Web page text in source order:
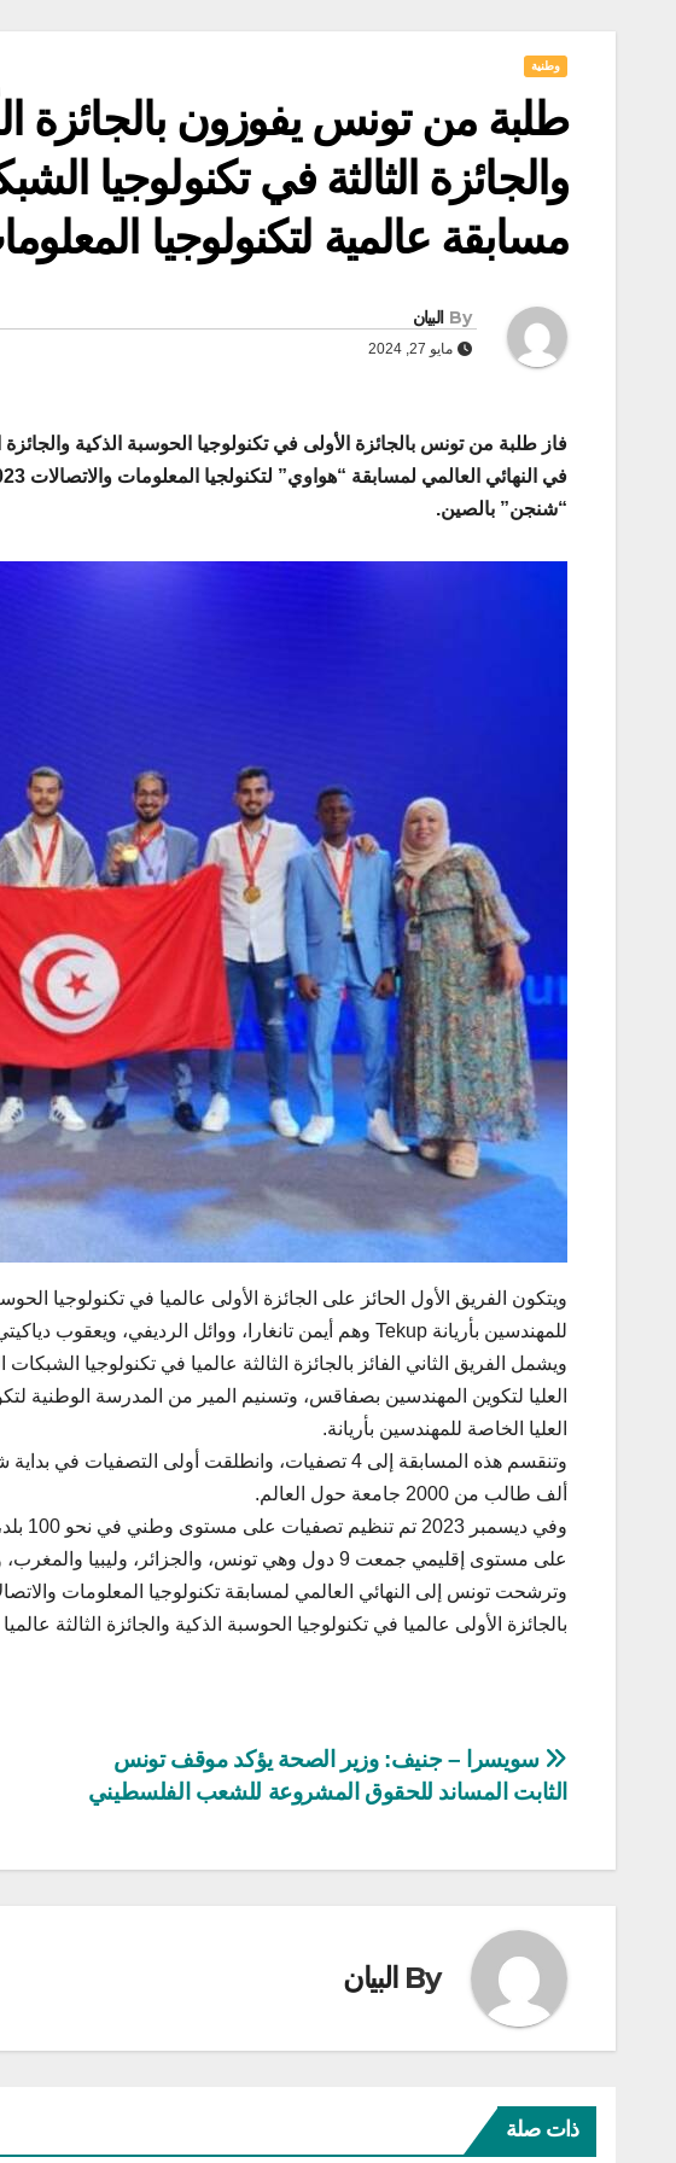
وطنية
طلبة من تونس يفوزون بالجائزة
والجائزة الثالثة في تكنولوجيا
مسابقة عالمية لتكنولوجيا
By البيان
مايو 27, 2024
فاز طلبة من تونس بالجائزة الأولى في تكنولوجيا الحوسبة الذكية
“شنجن” بالصين.
ويتكون الفريق الأول الحائز على الجائزة الأولى عالميا في تكنولوجيا
للمهندسين بأريانة Tekup وهم أيمن تانغارا، ووائل الرديفي، ويعقوب دياكيتي، وفق ما أكده ل(وات) خالد الجربي رئيس المدرسة.
ويشمل الفريق الثاني الفائز بالجائزة الثالثة عالميا في تكنولوجيا
العليا لتكوين المهندسين بصفاقس، وتسنيم المير من المدرسة الوطنية
العليا الخاصة للمهندسين بأريانة.
ألف طالب من 2000 جامعة حول العالم.
على مستوى إقليمي جمعت 9 دول وهي تونس، والجزائر، وليبيا والمغرب، وإثيوبيا والسنيغال، ومصر، والكاميرون ومالي.
بالجائزة الأولى عالميا في تكنولوجيا الحوسبة الذكية والجائزة الثالثة
تصفّح
المقالات
سويسرا – جنيف: وزير الصحة يؤكد موقف تونس
الثابت المساند للحقوق المشروعة للشعب الفلسطيني
By البيان
ذات صلة